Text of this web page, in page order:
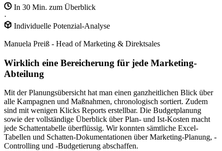
In 30 Min. zum Überblick
·
Individuelle Potenzial-Analyse
Manuela Preiß - Head of Marketing & Direktsales
Wirklich eine Bereicherung für jede Marketing-
Abteilung
Mit der Planungsübersicht hat man einen ganzheitlichen Blick über
alle Kampagnen und Maßnahmen, chronologisch sortiert. Zudem
sind mit wenigen Klicks Reports erstellbar. Die Budgetplanung
sowie der vollständige Überblick über Plan- und Ist-Kosten macht
jede Schattentabelle überflüssig. Wir konnten sämtliche Excel-
Tabellen und Schatten-Dokumentationen über Marketing-Planung, -
Controlling und -Budgetierung abschaffen.